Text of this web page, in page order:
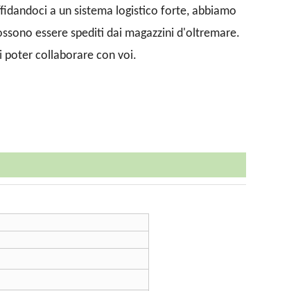
a un sistema logistico forte, abbiamo
essere spediti dai magazzini d'oltremare.
poter collaborare con voi.